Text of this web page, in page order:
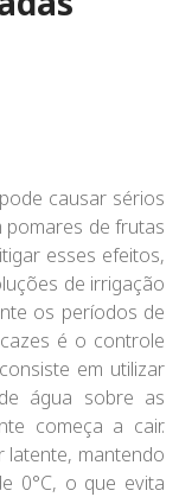
causar sérios
pomares de frutas
esses efeitos,
de irrigação
os períodos de
é o controle
em utilizar
água sobre as
começa a cair.
latente, mantendo
0°C, o que evita